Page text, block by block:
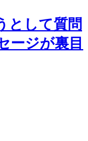
として質問
ージが裏目